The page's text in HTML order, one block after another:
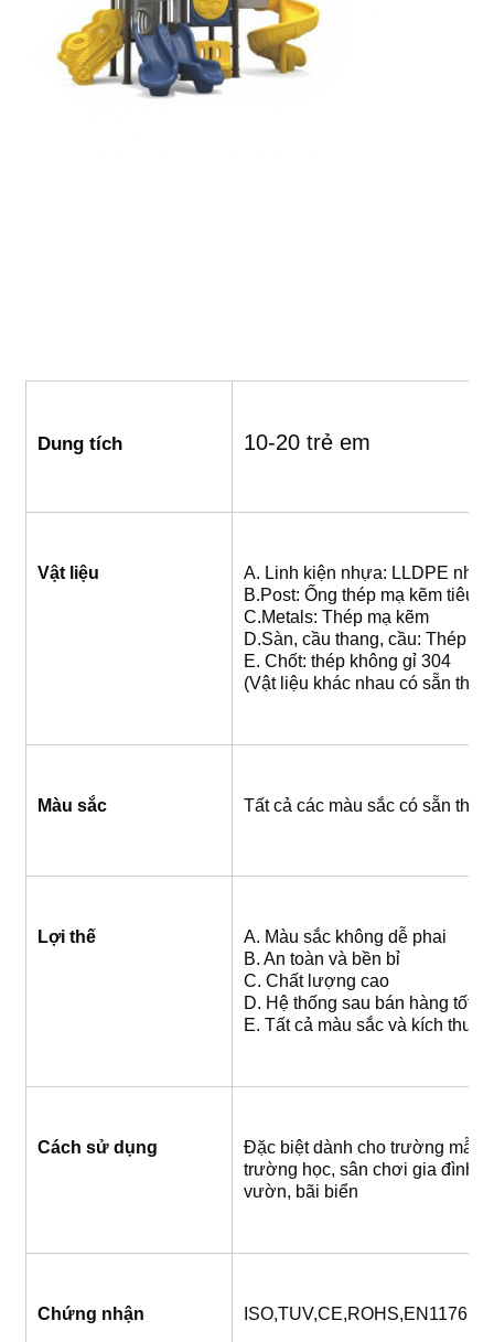
Dung tích 10-20 trẻ em
Vật liệu
A. Linh kiện nhựa: LLDPE
B.Post: Ống thép mạ kẽm tiêu
C.Metals: Thép mạ kẽm
D.Sàn, cầu thang, cầu: Thép
E. Chốt: thép không gỉ 304
(Vật liệu khác nhau có sẵn
Màu sắc Tất cả các màu sắc có sẵn
Lợi thế
A. Màu sắc không dễ phai
B. An toàn và bền bỉ
C. Chất lượng cao
D. Hệ thống sau bán hàng tốt
E. Tất cả màu sắc và kích
Cách sử dụng
Đặc biệt dành cho trường mẫu
trường học, sân chơi gia đình
vườn, bãi biển
Chứng nhận